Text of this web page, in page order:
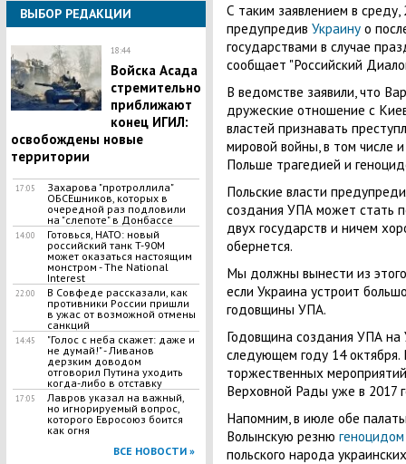
ВЫБОР РЕДАКЦИИ
18:44
Войска Асада
стремительно
приближают
конец ИГИЛ:
освобождены новые
территории
17:05
Захарова "протроллила"
ОБСЕшников, которых в
очередной раз подловили
на "слепоте" в Донбассе
14:00
Готовься, НАТО: новый
российский танк T-90M
может оказаться настоящим
монстром - The National
Interest
22:00
В Совфеде рассказали, как
противники России пришли
в ужас от возможной отмены
санкций
14:45
"Голос с неба скажет: даже и
не думай!" - Ливанов
дерзким доводом
отговорил Путина уходить
когда-либо в отставку
17:05
Лавров указал на важный,
но игнорируемый вопрос,
которого Евросоюз боится
как огня
ВСЕ НОВОСТИ »
С таким заявлением в
предупредив Украинуо
государствами в случае
сообщает "Российский
В ведомстве заявили, что
дружеские отношение с
властей признавать
мировой войны, в том числе
Польше трагедией и
Польские власти
создания УПА может стать
двух государств и ничем
обернется.
Мы должны вынести из
если Украина устроит
годовщины УПА.
Годовщина создания УПА на
следующем году 14
торжественных
Верховной Рады уже в 2017
Напомним, в июле обе
Волынскую резню геноцидом
польского народа